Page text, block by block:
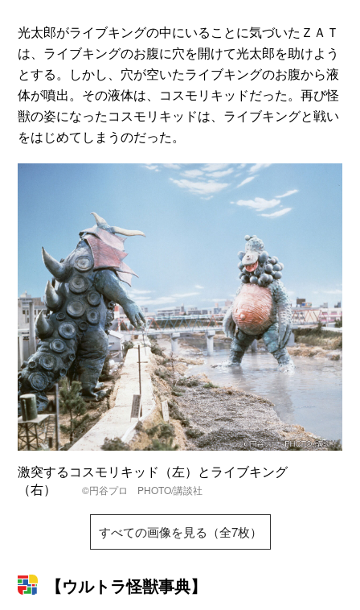
光太郎がライブキングの中にいることに気づいたＺＡＴ
は、ライブキングのお腹に穴を開けて光太郎を助けよう
とする。しかし、穴が空いたライブキングのお腹から液
体が噴出。その液体は、コスモリキッドだった。再び怪
獣の姿になったコスモリキッドは、ライブキングと戦い
をはじめてしまうのだった。
激突するコスモリキッド（左）とライブキング
（右）©円谷プロ PHOTO/講談社
すべての画像を見る（全7枚）
【ウルトラ怪獣事典】